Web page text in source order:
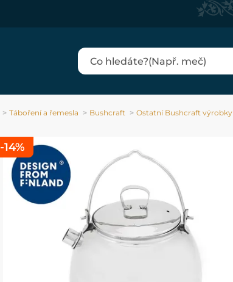
Táboření a řemesla Bushcraft Ostatní Bushcraft výrobky
-14%